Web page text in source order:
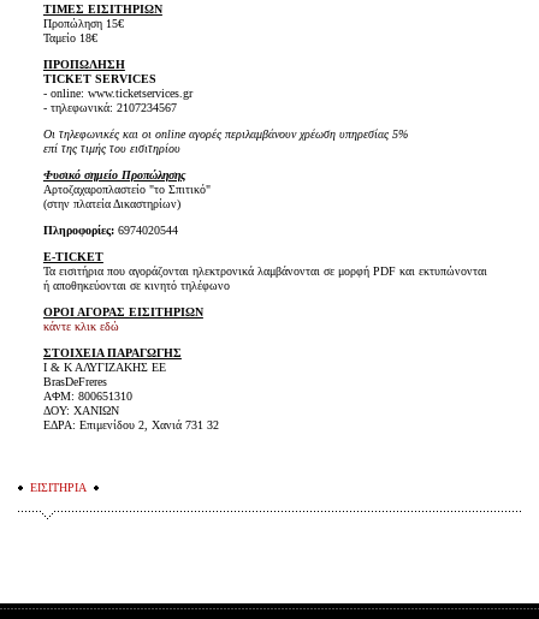
ΤΙΜΕΣ ΕΙΣΙΤΗΡΙΩΝ
Προπώληση 15€
Ταμείο 18€
ΠΡΟΠΩΛΗΣΗ
TICKET SERVICES
- online: www.ticketservices.gr
- τηλεφωνικά: 2107234567
Οι τηλεφωνικές και οι online αγορές περιλαμβάνουν χρέωση υπηρεσίας 5%
επί της τιμής του εισιτηρίου
Φυσικό σημείο Προπώλησης
Αρτοζαχαροπλαστείο "το Σπιτικό"
(στην πλατεία Δικαστηρίων)
Πληροφορίες:6974020544
E-TICKET
Τα εισιτήρια που αγοράζονται ηλεκτρονικά λαμβάνονται σε μορφή PDF και εκτυπώνονται
ή αποθηκεύονται σε κινητό τηλέφωνο
ΟΡΟΙ ΑΓΟΡΑΣ ΕΙΣΙΤΗΡΙΩΝ
κάντε κλικ εδώ
ΣΤΟΙΧΕΙΑ ΠΑΡΑΓΩΓΗΣ
Ι & Κ ΑΛΥΓΙΖΑΚΗΣ ΕΕ
BrasDeFreres
ΑΦΜ: 800651310
ΔΟΥ: ΧΑΝΙΩΝ
ΕΔΡΑ: Επιμενίδου 2, Χανιά 731 32
ΕΙΣΙΤΗΡΙΑ